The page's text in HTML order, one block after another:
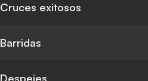
Cruces exitosos
Barridas
Despejes